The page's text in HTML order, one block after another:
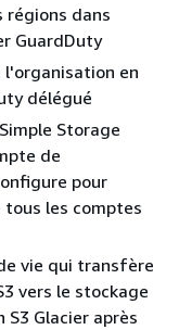
régions dans
GuardDuty
en
délégué
Storage
de
pour
les comptes
vie qui transfère
vers le stockage
Glacier après